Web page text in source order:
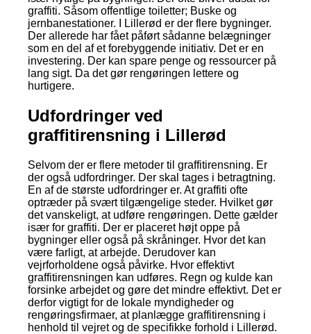
graffiti. Såsom offentlige toiletter; Buske og
jernbanestationer. I Lillerød er der flere bygninger.
Der allerede har fået påført sådanne belægninger
som en del af et forebyggende initiativ. Det er en
investering. Der kan spare penge og ressourcer på
lang sigt. Da det gør rengøringen lettere og
hurtigere.
Udfordringer ved
graffitirensning i Lillerød
Selvom der er flere metoder til graffitirensning. Er
der også udfordringer. Der skal tages i betragtning.
En af de største udfordringer er. At graffiti ofte
optræder på svært tilgængelige steder. Hvilket gør
det vanskeligt, at udføre rengøringen. Dette gælder
især for graffiti. Der er placeret højt oppe på
bygninger eller også på skråninger. Hvor det kan
være farligt, at arbejde. Derudover kan
vejrforholdene også påvirke. Hvor effektivt
graffitirensningen kan udføres. Regn og kulde kan
forsinke arbejdet og gøre det mindre effektivt. Det er
derfor vigtigt for de lokale myndigheder og
rengøringsfirmaer, at planlægge graffitirensning i
henhold til vejret og de specifikke forhold i Lillerød.